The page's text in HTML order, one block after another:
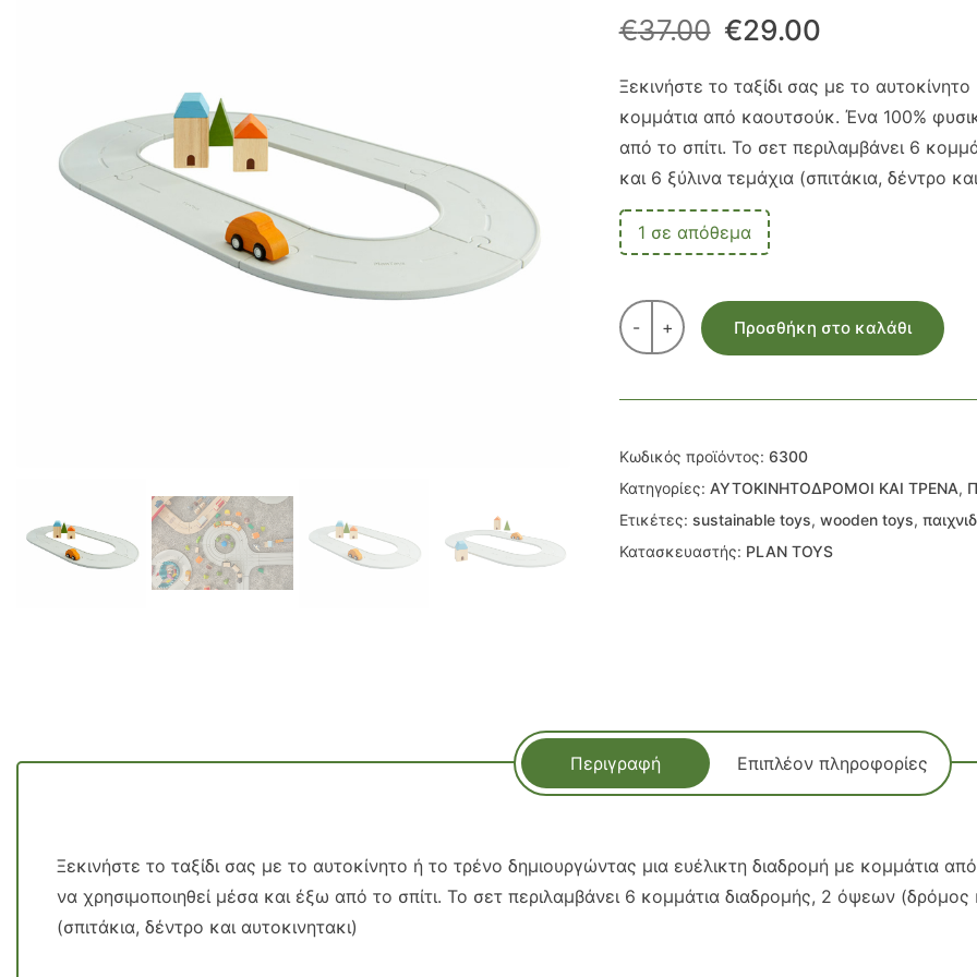
€37.00 Original
price
was:
€37.00.
€29.00Η
τρέχουσα
τιμή
είναι:
Ξεκινήστε το ταξίδι σας με το
κομμάτια από καουτσούκ. Ένα 100%
από το σπίτι. Το σετ περιλαμβάνει 6
και 6 ξύλινα τεμάχια (σπιτάκια, δέντρο
1 σε απόθεμα
- + Προσθήκη στο καλάθι
Κωδικός προϊόντος: 6300
Κατηγορίες: ΑΥΤΟΚΙΝΗΤΟΔΡΟΜΟΙ ΚΑΙ ΤΡΕΝΑ,
Ετικέτες: sustainable toys, wooden toys,
Κατασκευαστής: PLAN TOYS
Περιγραφή Επιπλέον πληροφορίες
Ξεκινήστε το ταξίδι σας με το αυτοκίνητο ή το τρένο δημιουργώντας μια ευέλικτη διαδρομή με κομμάτια
να χρησιμοποιηθεί μέσα και έξω από το σπίτι. Το σετ περιλαμβάνει 6 κομμάτια διαδρομής, 2 όψεων
(σπιτάκια, δέντρο και αυτοκινητακι)